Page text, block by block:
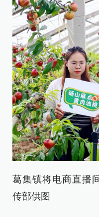
葛集镇将电商直播
传部供图